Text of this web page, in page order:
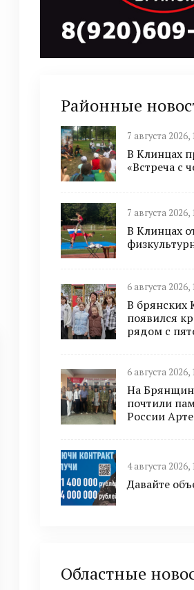
Районные
7 августа 2026,
В Клинцах
«Встреча с
7 августа 2026,
В Клинцах
6 августа 2026,
В брянских
появился
рядом с
6 августа 2026,
На
почтили
России
4 августа 2026,
Давайте
Областные